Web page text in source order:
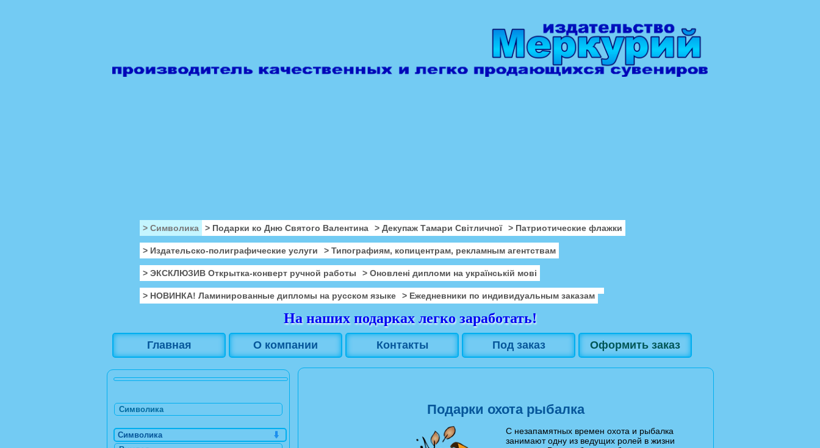
> Символика > Подарки ко Дню Святого Валентина > Декупаж Тамари Світличної > Патриотические флажки
> Издательско-полиграфические услуги > Типографиям, копицентрам, рекламным агентствам
> ЭКСКЛЮЗИВ Открытка-конверт ручной работы > Оновлені дипломи на українській мові
> НОВИНКА! Ламинированные дипломы на русском языке > Ежедневники по индивидуальным заказам
На наших подарках легко заработать!
Главная О компании Контакты Под заказ Оформить заказ
Подарки охота рыбалка
С незапамятных времен охота и рыбалка
занимают одну из ведущих ролей в жизни
Символика
Символика